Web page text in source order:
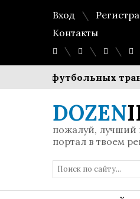
Вход
Контакты
футбольных
DOZEN
пожалуй, лучший
портал в твоем